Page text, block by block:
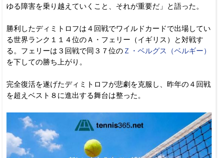
ゆる障害を乗り越えていくこと、それが重要だ」と語った。
勝利したディミトロフは４回戦でワイルドカードで出場してい
る世界ランク１１４位のＡ・フェリー（イギリス）と対戦す
る。フェリーは３回戦で同３７位の Ｚ・ベルグス（ベルギー）
を下しての勝ち上がり。
完全復活を遂げたディミトロフが悲劇を克服し、昨年の４回戦
を超えベスト８に進出する舞台は整った。